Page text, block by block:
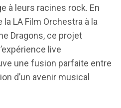
à leurs racines rock. En
LA Film Orchestra à la
Dragons, ce projet
live
une fusion parfaite entre
d’un avenir musical